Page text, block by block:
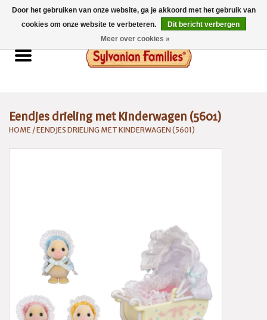
0 Artikelen - €0,00
Home
Catalogus 2026
Eendjes drieling met Kinderwagen (5601)
HOME /EENDJES DRIELING MET KINDERWAGEN (5601)
Door het gebruiken van onze website, ga je akkoord met het gebruik van
cookies om onze website te verbeteren.
Dit bericht verbergen
Meer over cookies »